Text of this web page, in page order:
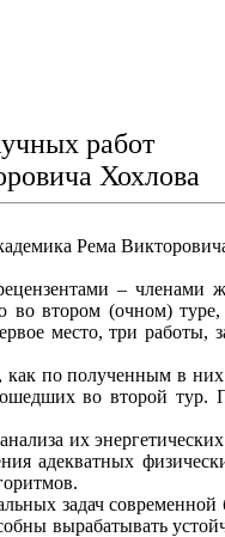
работ
Хохлова
Рема
– членами
втором (очном)
место, три работы,
по полученным в
во второй тур.
их
адекватных
задач
вырабатывать